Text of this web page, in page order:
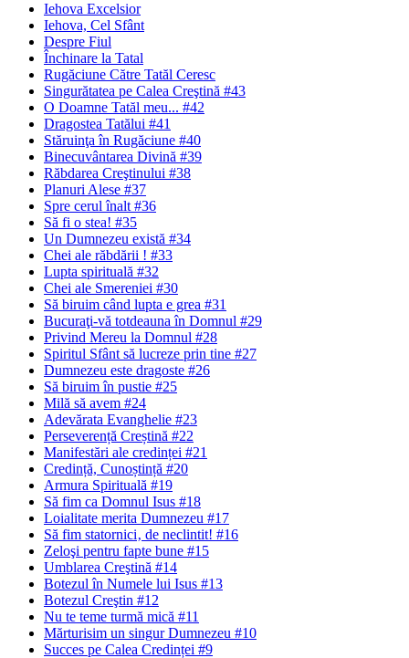
Iehova Excelsior
Iehova, Cel Sfânt
Despre Fiul
Închinare la Tatal
Rugăciune Către Tatăl Ceresc
Singurătatea pe Calea Creştină #43
O Doamne Tatăl meu... #42
Dragostea Tatălui #41
Stăruinţa în Rugăciune #40
Binecuvântarea Divină #39
Răbdarea Creştinului #38
Planuri Alese #37
Spre cerul înalt #36
Să fi o stea! #35
Un Dumnezeu există #34
Chei ale răbdării ! #33
Lupta spirituală #32
Chei ale Smereniei #30
Să biruim când lupta e grea #31
Bucuraţi-vă totdeauna în Domnul #29
Privind Mereu la Domnul #28
Spiritul Sfânt să lucreze prin tine #27
Dumnezeu este dragoste #26
Să biruim în pustie #25
Milă să avem #24
Adevărata Evanghelie #23
Perseverență Creștină #22
Manifestări ale credinței #21
Credință, Cunoștință #20
Armura Spirituală #19
Să fim ca Domnul Isus #18
Loialitate merita Dumnezeu #17
Să fim statornici‚ de neclintit! #16
Zeloşi pentru fapte bune #15
Umblarea Creştină #14
Botezul în Numele lui Isus #13
Botezul Creştin #12
Nu te teme turmă mică #11
Mărturisim un singur Dumnezeu #10
Succes pe Calea Credinței #9